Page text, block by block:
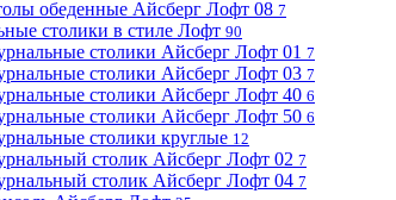
обеденные Айсберг Лофт 08 7
столики в стиле Лофт 90
столики Айсберг Лофт 01 7
столики Айсберг Лофт 03 7
столики Айсберг Лофт 40 6
столики Айсберг Лофт 50 6
столики круглые 12
столик Айсберг Лофт 02 7
столик Айсберг Лофт 04 7